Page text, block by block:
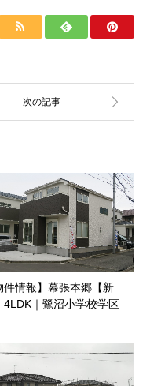
件情報】幕張本郷【新
4LDK｜鷺沼小学校学区